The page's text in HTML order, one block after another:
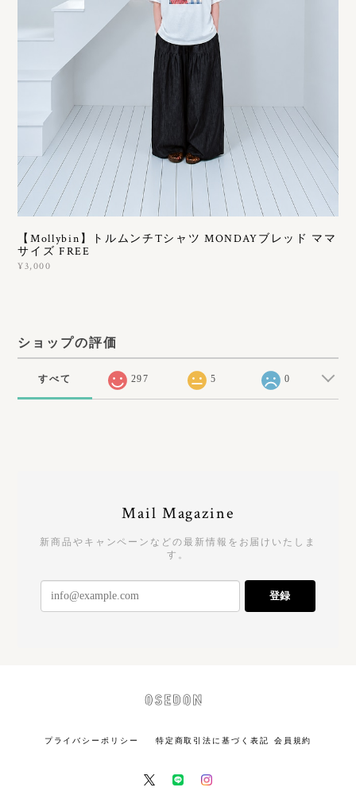
【Mollybin】トルムンチTシャツ MONDAYブレッド ママ
サイズ FREE
¥3,000
ショップの評価
すべて 297 5 0
Mail Magazine
新商品やキャンペーンなどの最新情報をお届けいたしま
す。
登録
プライバシーポリシー 特定商取引法に基づく表記 会員規約